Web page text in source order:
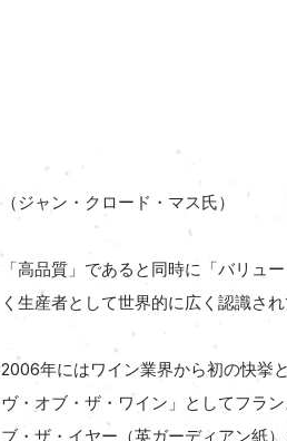
（ジャン・クロード・マス氏）
「高品質」であると同時に「バリュ
く生産者として世界的に広く認識さ
2006年にはワイン業界から初の快挙
ヴ・オブ・ザ・ワイン」としてフラ
ブ・ザ・イヤー（英ガーディアン紙